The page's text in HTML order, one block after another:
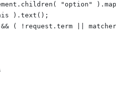
"option"
).text();
( !request.term ||